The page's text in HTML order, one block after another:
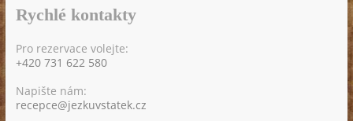
Rychlé kontakty
Pro rezervace volejte:
+420 731 622 580
Napište nám:
recepce@jezkuvstatek.cz